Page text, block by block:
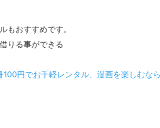
もおすすめです。
りる事ができる
100円でお手軽レンタル、漫画を楽しむな